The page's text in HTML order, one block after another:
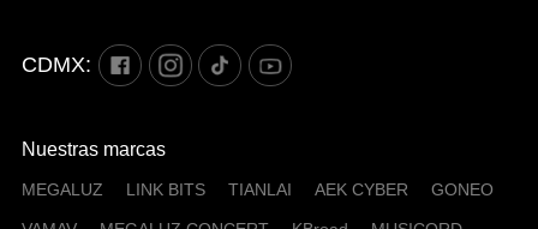
CDMX:
Nuestras marcas
MEGALUZ LINK BITS TIANLAI AEK CYBER GONEO